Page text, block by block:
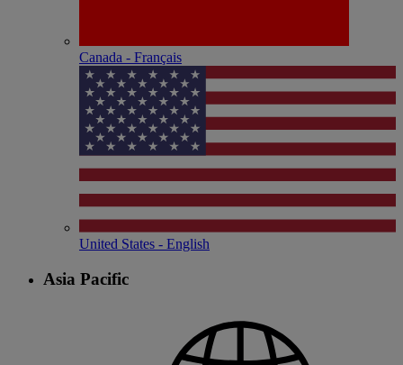
Canada - Français
United States - English
Asia Pacific